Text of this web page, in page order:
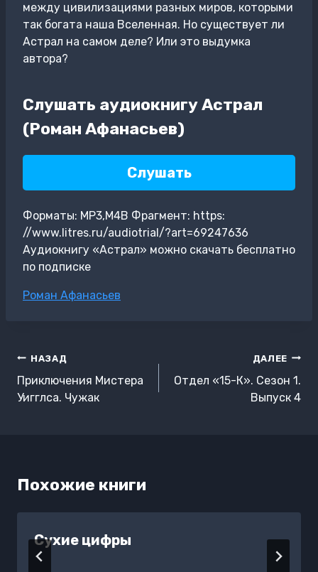
между цивилизациями разных миров, которыми
так богата наша Вселенная. Но существует ли
Астрал на самом деле? Или это выдумка
автора?
Слушать аудиокнигу Астрал
(Роман Афанасьев)
Слушать
Форматы: MP3,M4B Фрагмент: https:
//www.litres.ru/audiotrial/?art=69247636
Аудиокнигу «Астрал» можно скачать бесплатно
по подписке
Метки
Роман Афанасьев
Навигация
по
записям
НАЗАД
Приключения Мистера
Уигглса. Чужак
ДАЛЕЕ
Отдел «15-К». Сезон 1.
Выпуск 4
Похожие книги
Сухие цифры